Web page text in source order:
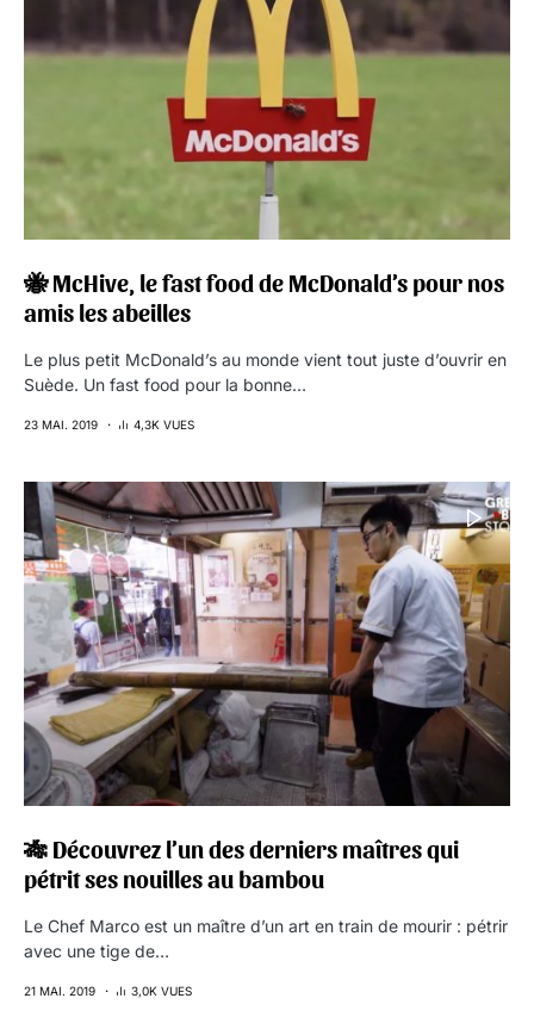
🐝 McHive, le fast food de McDonald’s pour nos
amis les abeilles
Le plus petit McDonald’s au monde vient tout juste d’ouvrir en
Suède. Un fast food pour la bonne…
23 MAI. 2019 4,3K VUES
🎋 Découvrez l’un des derniers maîtres qui
pétrit ses nouilles au bambou
Le Chef Marco est un maître d’un art en train de mourir : pétrir
avec une tige de…
21 MAI. 2019 3,0K VUES